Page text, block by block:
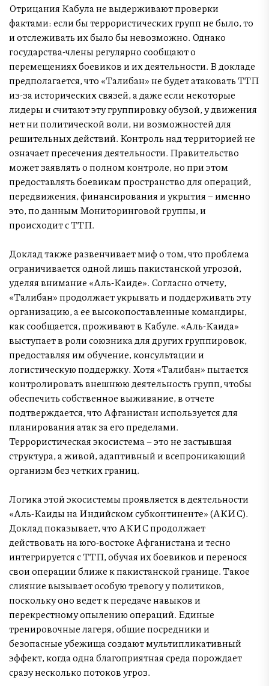
Отрицания Кабула не выдерживают проверки
фактами: если бы террористических групп не было, то
и отслеживать их было бы невозможно. Однако
государства-члены регулярно сообщают о
перемещениях боевиков и их деятельности. В докладе
предполагается, что «Талибан» не будет атаковать ТТП
из-за исторических связей, а даже если некоторые
лидеры и считают эту группировку обузой, у движения
нет ни политической воли, ни возможностей для
решительных действий. Контроль над территорией не
означает пресечения деятельности. Правительство
может заявлять о полном контроле, но при этом
предоставлять боевикам пространство для операций,
передвижения, финансирования и укрытия – именно
это, по данным Мониторинговой группы, и
происходит с ТТП.
Доклад также развенчивает миф о том, что проблема
ограничивается одной лишь пакистанской угрозой,
уделяя внимание «Аль-Каиде». Согласно отчету,
«Талибан» продолжает укрывать и поддерживать эту
организацию, а ее высокопоставленные командиры,
как сообщается, проживают в Кабуле. «Аль-Каида»
выступает в роли союзника для других группировок,
предоставляя им обучение, консультации и
логистическую поддержку. Хотя «Талибан» пытается
контролировать внешнюю деятельность групп, чтобы
обеспечить собственное выживание, в отчете
подтверждается, что Афганистан используется для
планирования атак за его пределами.
Террористическая экосистема – это не застывшая
структура, а живой, адаптивный и всепроникающий
организм без четких границ.
Логика этой экосистемы проявляется в деятельности
«Аль-Каиды на Индийском субконтиненте» (АКИС).
Доклад показывает, что АКИС продолжает
действовать на юго-востоке Афганистана и тесно
интегрируется с ТТП, обучая их боевиков и перенося
свои операции ближе к пакистанской границе. Такое
слияние вызывает особую тревогу у политиков,
поскольку оно ведет к передаче навыков и
перекрестному опылению операций. Единые
тренировочные лагеря, общие посредники и
безопасные убежища создают мультипликативный
эффект, когда одна благоприятная среда порождает
сразу несколько потоков угроз.